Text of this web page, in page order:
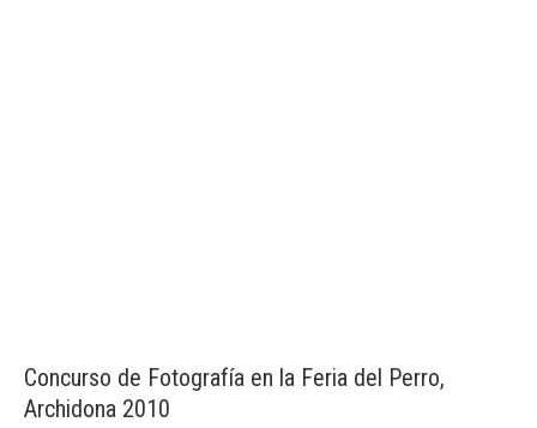
Concurso de Fotografía en la Feria del Perro,
Archidona 2010